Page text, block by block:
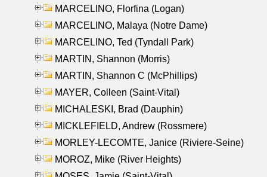
MARCELINO, Florfina (Logan)
MARCELINO, Malaya (Notre Dame)
MARCELINO, Ted (Tyndall Park)
MARTIN, Shannon (Morris)
MARTIN, Shannon C (McPhillips)
MAYER, Colleen (Saint-Vital)
MICHALESKI, Brad (Dauphin)
MICKLEFIELD, Andrew (Rossmere)
MORLEY-LECOMTE, Janice (Riviere-Seine)
MOROZ, Mike (River Heights)